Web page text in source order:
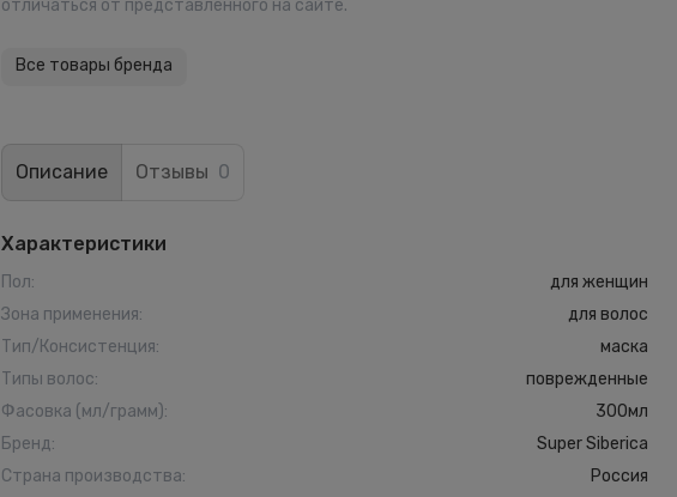
отличаться от представленного на сайте.
Все товары бренда
Описание Отзывы 0
Характеристики
Пол:
для женщин
Зона применения:
для волос
Тип/Консистенция:
маска
Типы волос:
поврежденные
Фасовка (мл/грамм):
300мл
Бренд:
Super Siberica
Страна производства:
Россия